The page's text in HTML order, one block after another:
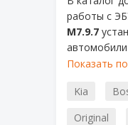
работы с
M7.9.7
автомобили
Показать
Kia
Original